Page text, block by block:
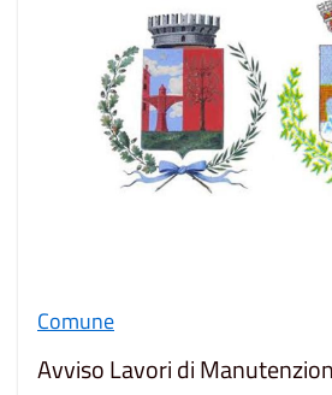
Comune
Avviso Lavori di